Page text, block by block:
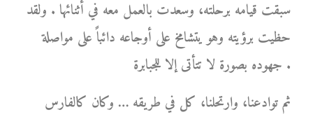
سبقت قيامه برحلته، وسعدت بالعمل معه في أثنائها . ولقد
حظيت برؤيته وهو يتشامخ على أوجاعه دائباً على مواصلة
جهوده بصورة لا تتأتى إلا للجبابرة .
ثم توادعنا، وارتحلنا، كل في طريقه … وكان كالفارس